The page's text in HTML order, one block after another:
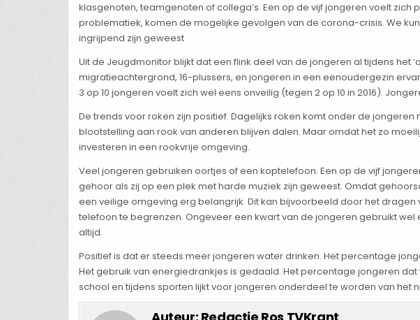
klasgenoten, teamgenoten of collega’s. Een op de vijf jongeren voelt
problematiek, komen de mogelijke gevolgen van de corona-crisis. We
ingrijpend zijn geweest
Uit de Jeugdmonitor blijkt dat een flink deel van de jongeren al tijdens het
migratieachtergrond, 16-plussers, en jongeren in een eenoudergezin
3 op 10 jongeren voelt zich wel eens onveilig (tegen 2 op 10 in 2016).
De trends voor roken zijn positief. Dagelijks roken komt onder de
blootstelling aan rook van anderen blijven dalen. Maar omdat het zo
investeren in een rookvrije omgeving.
Veel jongeren gebruiken oortjes of een koptelefoon. Een op de vijf
gehoor als zij op een plek met harde muziek zijn geweest. Omdat
een veilige omgeving erg belangrijk. Dit kan bijvoorbeeld door het
telefoon te begrenzen. Ongeveer een kwart van de jongeren gebruikt
altijd.
Positief is dat er steeds meer jongeren water drinken. Het percentage
Het gebruik van energiedrankjes is gedaald. Het percentage jongeren dat
school en tijdens sporten lijkt voor jongeren onderdeel te worden van het